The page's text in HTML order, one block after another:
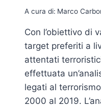
A cura di: Marco
Con l’obiettivo di
target preferiti a
attentati
effettuata
legati al
2000 al 2019.